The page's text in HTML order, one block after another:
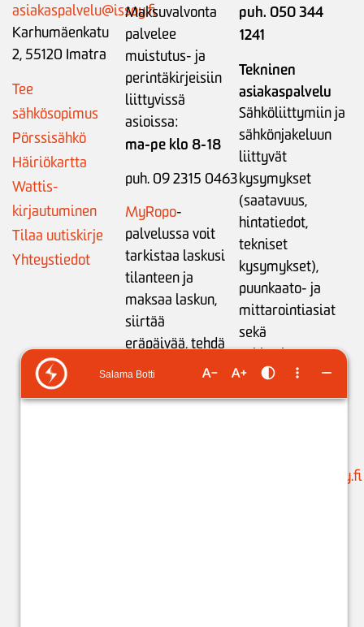
asiakaspalvelu@issoy.fi
Karhumäenkatu
2, 55120 Imatra
Tee
sähkösopimus
Pörssisähkö
Häiriökartta
Wattis-
kirjautuminen
Tilaa uutiskirje
Yhteystiedot
Maksuvalvonta
palvelee
muistutus- ja
perintäkirjeisiin
liittyvissä
asioissa:
ma-pe klo 8-18
puh. 09 2315 0463
MyRopo-
palvelussa voit
tarkistaa laskusi
tilanteen ja
maksaa laskun,
siirtää
eräpäivää,tehdä
maksusuunnitelman
puh. 050 344
1241
Tekninen
asiakaspalvelu
Sähköliittymiin ja
sähkönjakeluun
liittyvät
kysymykset
(saatavuus,
hintatiedot,
tekniset
kysymykset),
puunkaato- ja
mittarointiasiat
sekä
sähkönkäytön
neuvonta:
ma-pe klo 9-15
suunnittelu@issoy.fi